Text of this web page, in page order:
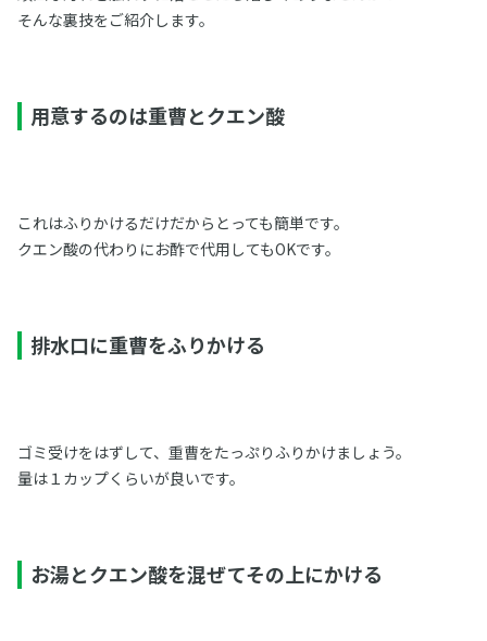
そんな裏技をご紹介します。
用意するのは重曹とクエン酸
これはふりかけるだけだからとっても簡単です。
クエン酸の代わりにお酢で代用してもOKです。
排水口に重曹をふりかける
ゴミ受けをはずして、重曹をたっぷりふりかけましょう。
量は１カップくらいが良いです。
お湯とクエン酸を混ぜてその上にかける